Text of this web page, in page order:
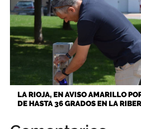
LA RIOJA, EN AVISO AMARILLO
DE HASTA 36 GRADOS EN LA